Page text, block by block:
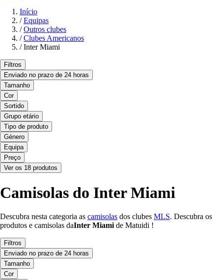
Início
/ Equipas
/ Outros clubes
/ Clubes Americanos
/ Inter Miami
Filtros
Enviado no prazo de 24 horas
Tamanho
Cor
Sortido
Grupo etário
Tipo de produto
Género
Equipa
Preço
Ver os 18 produtos
Camisolas do Inter Miami
Descubra nesta categoria as camisolas dos clubes MLS. Descubra os
produtos e camisolas daInter Miami de Matuidi !
Filtros
Enviado no prazo de 24 horas
Tamanho
Cor